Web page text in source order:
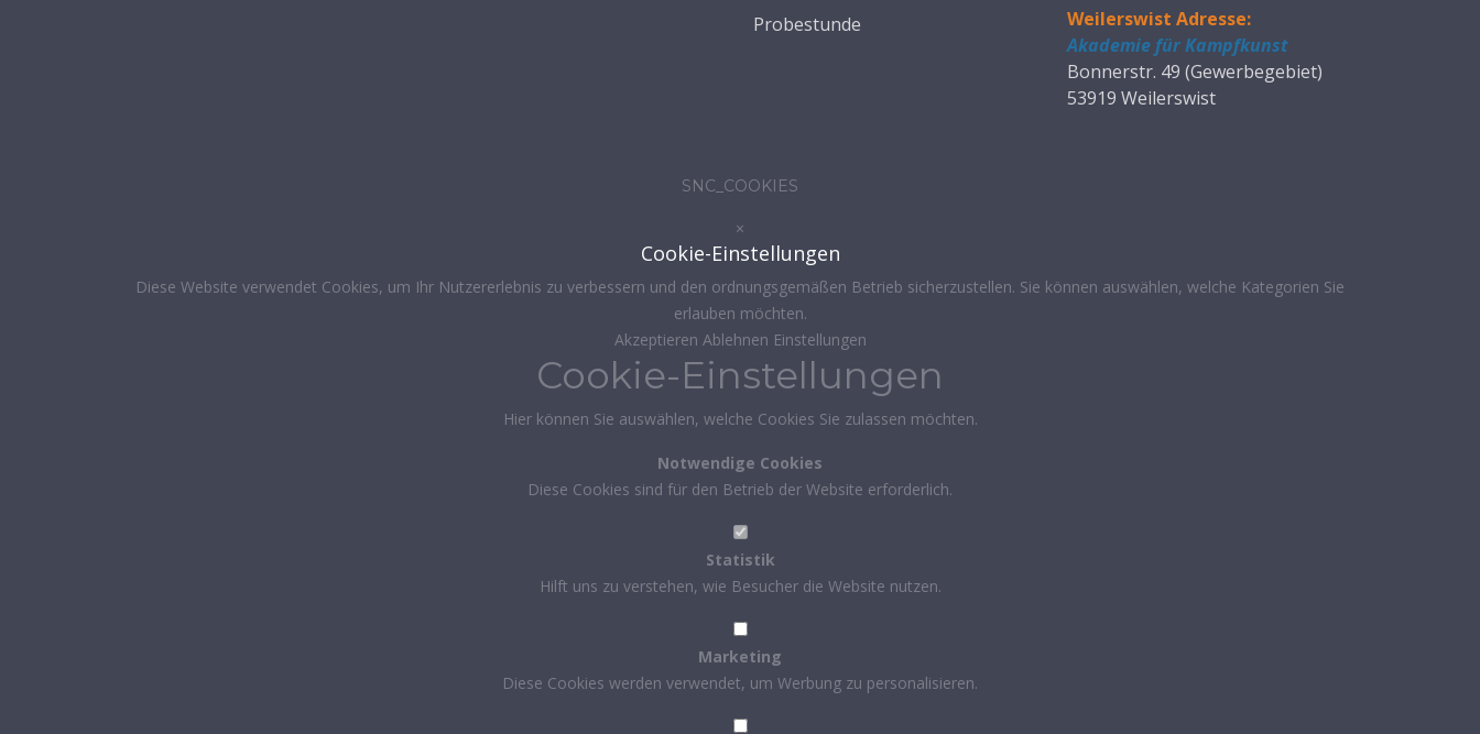
Probestunde
Weilerswist Adresse:
Akademie für Kampfkunst
Bonnerstr. 49 (Gewerbegebiet)
53919 Weilerswist
SNC_COOKIES
×
Cookie-Einstellungen
Diese Website verwendet Cookies, um Ihr Nutzererlebnis zu verbessern und den ordnungsgemäßen Betrieb sicherzustellen. Sie können auswählen, welche Kategorien Sie
erlauben möchten.
Akzeptieren Ablehnen Einstellungen
Cookie-Einstellungen
Hier können Sie auswählen, welche Cookies Sie zulassen möchten.
Notwendige Cookies
Diese Cookies sind für den Betrieb der Website erforderlich.
Statistik
Hilft uns zu verstehen, wie Besucher die Website nutzen.
Marketing
Diese Cookies werden verwendet, um Werbung zu personalisieren.